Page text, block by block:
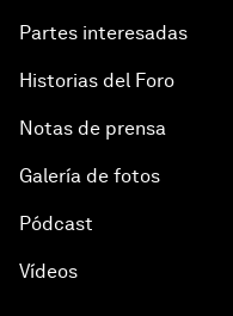
Partes interesadas
Historias del Foro
Notas de prensa
Galería de fotos
Pódcast
Vídeos